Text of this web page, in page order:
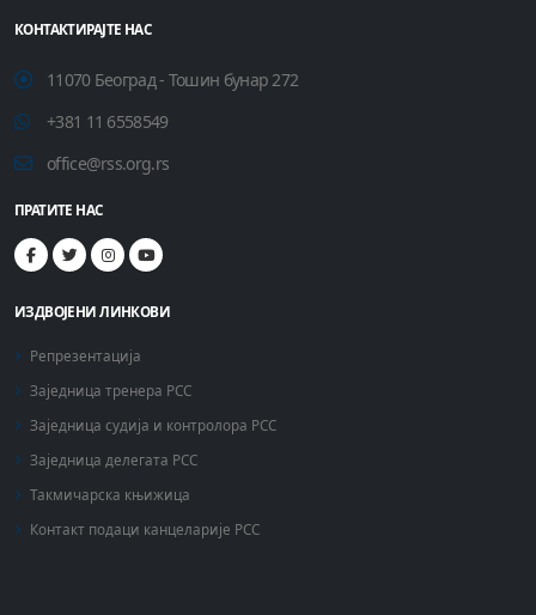
КОНТАКТИРАЈТЕ НАС
11070 Београд - Тошин бунар 272
+381 11 6558549
office@rss.org.rs
ПРАТИТЕ НАС
ИЗДВОЈЕНИ ЛИНКОВИ
Репрезентација
Заједница тренера РСС
Заједница судија и контролора РСС
Заједница делегата РСС
Такмичарска књижица
Контакт подаци канцеларије РСС